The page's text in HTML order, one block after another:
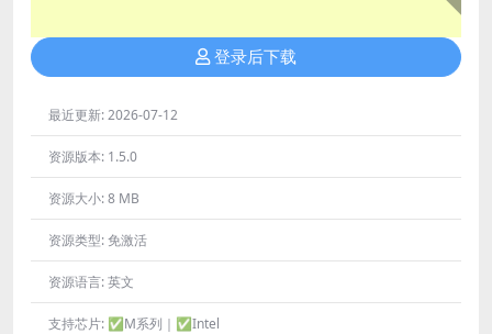
登录后下载
最近更新:2026-07-12
资源版本: 1.5.0
资源大小:8 MB
资源类型:免激活
资源语言:英文
支持芯片: ✅M系列｜✅Intel